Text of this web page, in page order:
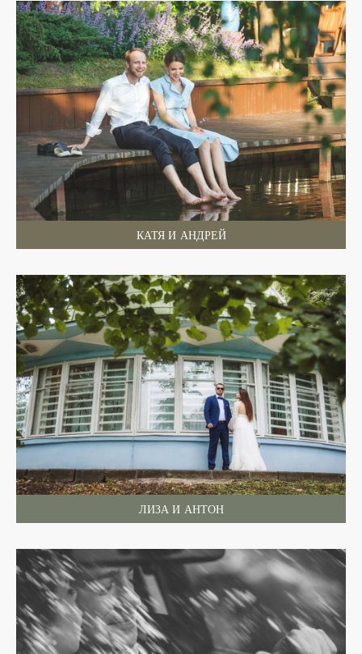
КАТЯ И АНДРЕЙ
ЛИЗА И АНТОН